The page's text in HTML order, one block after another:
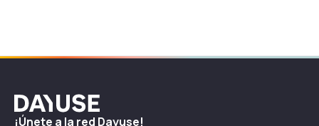
Dayuse
¡Únete a la red Dayuse!